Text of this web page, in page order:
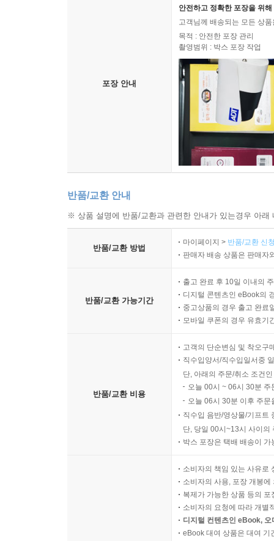
포장 안내
안전하고 정확한 포장을 위
고객님께 배송되는 모든 상
목적 : 안전한 포장 관리
촬영범위 : 박스 포장 작업
반품/교환 안내
※ 상품 설명에 반품/교환과 관련한 안내가 있는경우 아
반품/교환 방법
마이페이지 > 반품/교환 신
판매자 배송 상품은 판매자
반품/교환 가능기간
출고 완료 후 10일 이내의
디지털 콘텐츠인 eBook의
중고상품의 경우 출고 완료
모바일 쿠폰의 경우 유효기
반품/교환 비용
고객의 단순변심 및 착오구
직수입양서/직수입일서중
단, 아래의 주문/취소 조건
오늘 00시 ~ 06시 30분
오늘 06시 30분 이후 주
직수입 음반/영상물/기프트
단, 당일 00시~13시 사이의
박스 포장은 택배 배송이
소비자의 책임 있는 사유로
소비자의 사용, 포장 개봉
복제가 가능한 상품 등의
소비자의 요청에 따라 개별
디지털 컨텐츠인 eBook,
eBook 대여 상품은 대여 기